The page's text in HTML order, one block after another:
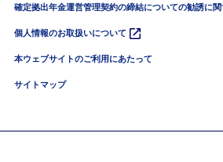
確定拠出年金運営管理契約の締結についての勧誘に
個人情報のお取扱いについて
本ウェブサイトのご利用にあたって
サイトマップ